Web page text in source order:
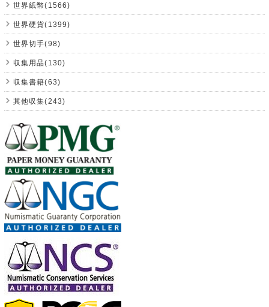
世界紙幣(1566)
世界硬貨(1399)
世界切手(98)
収集用品(130)
収集書籍(63)
其他収集(243)